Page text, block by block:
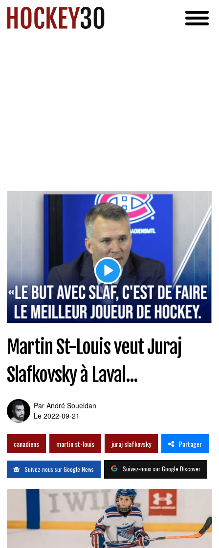
Martin St-Louis veut Juraj
Slafkovsky à Laval...
Par André Soueidan
Le 2022-09-21
canadiens martin st-louis juraj slafkovsky Partager
Suivez-nous sur Google News Suivez-nous sur Google Discover